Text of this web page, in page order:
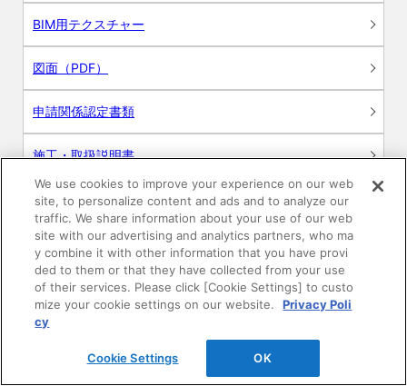
BIM用テクスチャー
図面（PDF）
申請関係認定書類
施工・取扱説明書
動画
シミュレーションツール
24時間換気システム〈エアスマート〉
簡易設計見積ソフト
R&Dセンター環境測定・分析サービス
We use cookies to improve your experience on our web
site, to personalize content and ads and to analyze our
traffic. We share information about your use of our web
site with our advertising and analytics partners, who ma
y combine it with other information that you have provi
ded to them or that they have collected from your use
of their services. Please click [Cookie Settings] to custo
mize your cookie settings on our website.
Privacy Poli
cy
Cookie Settings OK